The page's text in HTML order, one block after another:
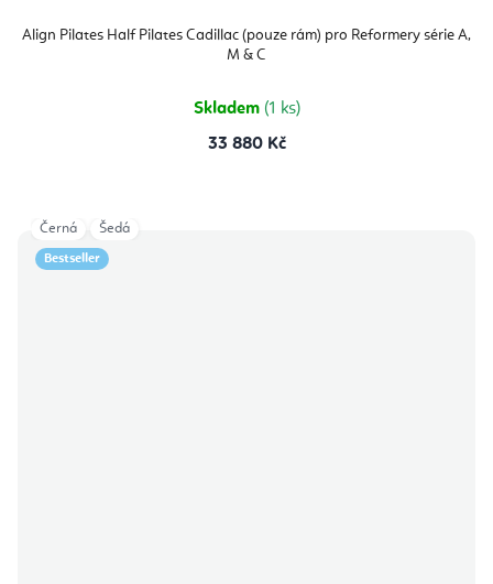
Align Pilates Half Pilates Cadillac (pouze rám) pro Reformery série A,
M & C
Skladem (1 ks)
33 880 Kč
Bestseller
Černá Šedá